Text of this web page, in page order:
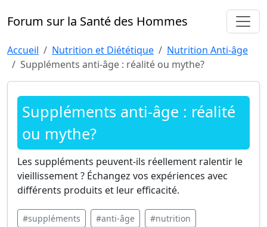
Forum sur la Santé des Hommes
Accueil Nutrition et Diététique
Nutrition Anti-âge
Suppléments anti-âge : réalité ou mythe?
Suppléments anti-âge : réalité
ou mythe?
Les suppléments peuvent-ils réellement ralentir le
vieillissement ? Échangez vos expériences avec
différents produits et leur efficacité.
#suppléments #anti-âge #nutrition